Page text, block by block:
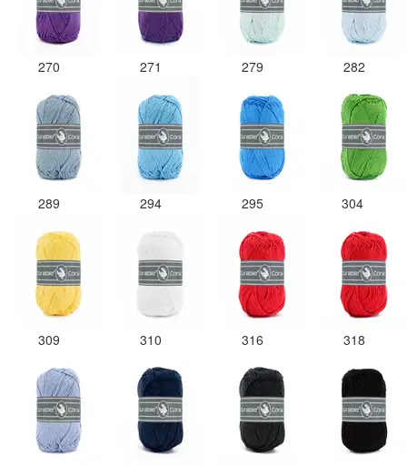
270 271 279 282
289 294 295 304
309 310 316 318